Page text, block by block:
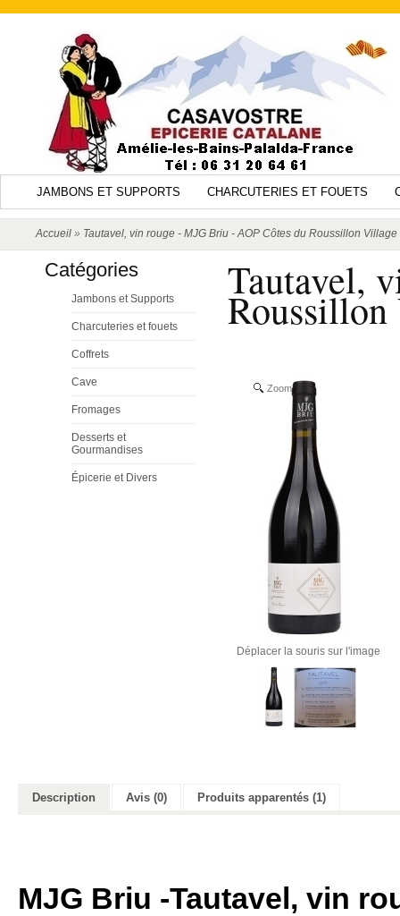
JAMBONS ET SUPPORTS CHARCUTERIES ET FOUETS
Accueil » Tautavel, vin rouge - MJG Briu - AOP Côtes du Roussillon Village
Catégories
Jambons et Supports
Charcuteries et fouets
Coffrets
Cave
Fromages
Desserts et
Gourmandises
Épicerie et Divers
Tautavel,
Zoom
Déplacer la souris sur l'image
Description Avis (0) Produits apparentés (1)
MJG Briu -Tautavel, vin